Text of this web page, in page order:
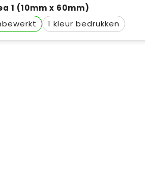
1 (10mm x 60mm)
1